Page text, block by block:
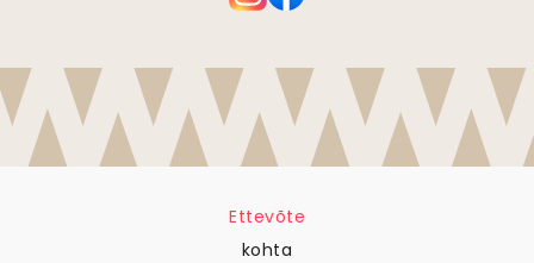
Ettevõte
kohta